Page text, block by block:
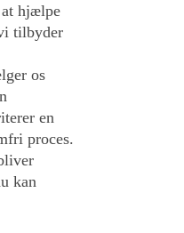
hjælpe
tilbyder
os
en
proces.
kan